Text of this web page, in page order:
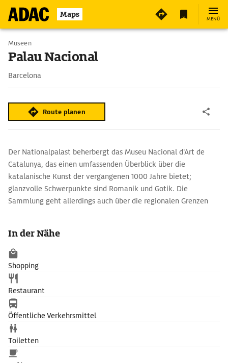
Maps MENÜ
Museen
Palau Nacional
Barcelona
Route planen
Der Nationalpalast beherbergt das Museu Nacional d'Art de
Catalunya, das einen umfassenden Überblick über die
katalanische Kunst der vergangenen 1000 Jahre bietet;
glanzvolle Schwerpunkte sind Romanik und Gotik. Die
Sammlung geht allerdings auch über die regionalen Grenzen
In der Nähe
Shopping
Restaurant
Öffentliche Verkehrsmittel
Toiletten